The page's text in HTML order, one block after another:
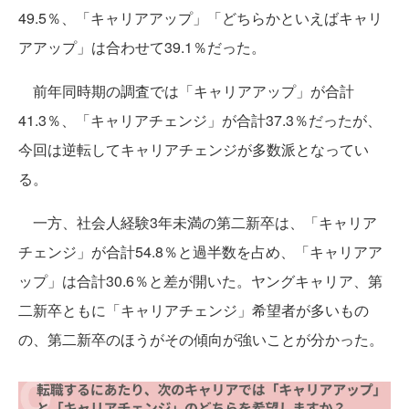
49.5％、「キャリアアップ」「どちらかといえばキャリ
アアップ」は合わせて39.1％だった。
前年同時期の調査では「キャリアアップ」が合計
41.3％、「キャリアチェンジ」が合計37.3％だったが、
今回は逆転してキャリアチェンジが多数派となってい
る。
一方、社会人経験3年未満の第二新卒は、「キャリア
チェンジ」が合計54.8％と過半数を占め、「キャリアア
ップ」は合計30.6％と差が開いた。ヤングキャリア、第
二新卒ともに「キャリアチェンジ」希望者が多いもの
の、第二新卒のほうがその傾向が強いことが分かった。